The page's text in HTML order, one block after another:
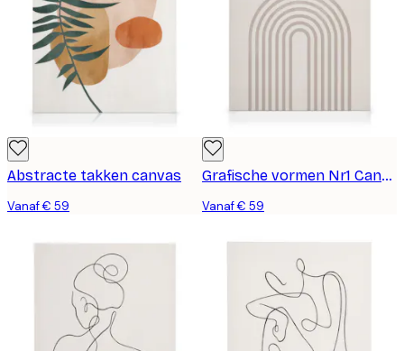
Abstracte takken canvas
Vanaf € 59
Grafische vormen Nr1 Canvas
Vanaf € 59